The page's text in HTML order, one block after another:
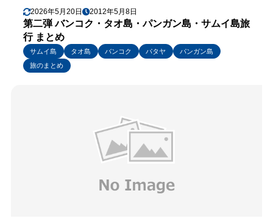
2026年5月20日 2012年5月8日
第二弾 バンコク・タオ島・パンガン島・サムイ島旅
行 まとめ
サムイ島 タオ島 バンコク パタヤ
パンガン島
旅のまとめ